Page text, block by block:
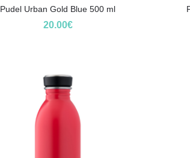
Pudel Urban Gold Blue 500 ml
20.00€